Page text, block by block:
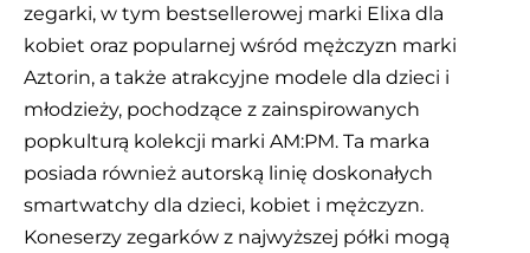
zegarki, w tym bestsellerowej marki Elixa dla
kobiet oraz popularnej wśród mężczyzn marki
Aztorin, a także atrakcyjne modele dla dzieci i
młodzieży, pochodzące z zainspirowanych
popkulturą kolekcji marki AM:PM. Ta marka
posiada również autorską linię doskonałych
smartwatchy dla dzieci, kobiet i mężczyzn.
Koneserzy zegarków z najwyższej półki mogą